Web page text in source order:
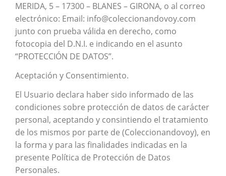
MERIDA, 5 – 17300 – BLANES – GIRONA, o al correo
electrónico: Email: info@coleccionandovoy.com
junto con prueba válida en derecho, como
fotocopia del D.N.I. e indicando en el asunto
“PROTECCIÓN DE DATOS”.
Aceptación y Consentimiento.
El Usuario declara haber sido informado de las
condiciones sobre protección de datos de carácter
personal, aceptando y consintiendo el tratamiento
de los mismos por parte de (Coleccionandovoy), en
la forma y para las finalidades indicadas en la
presente Política de Protección de Datos
Personales.